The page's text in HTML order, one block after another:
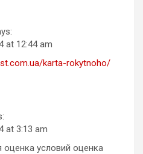
at 12:44 am
karta-rokytnoho/
at 3:13 am
оценка условий оценка